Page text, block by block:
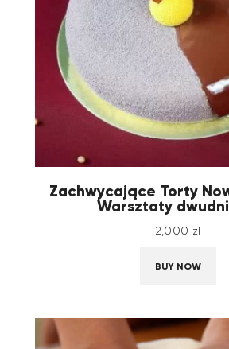
Zachwycające Torty
Warsztaty
2,000 zł
BUY NOW